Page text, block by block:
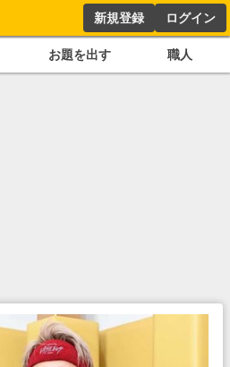
新規登録 ログイン
お題を出す 職人